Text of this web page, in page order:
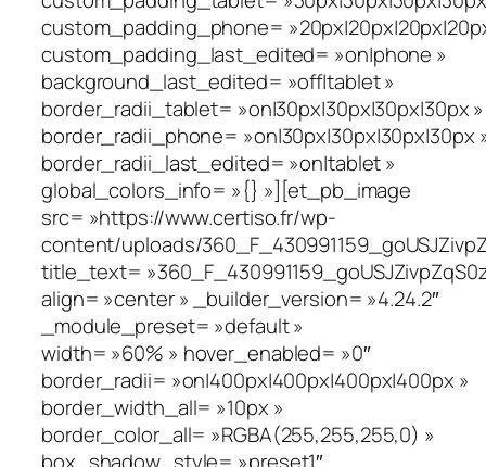
custom_padding_phone=
custom_padding_last_edited= »on|phone »
background_last_edited= »off|tablet »
border_radii_tablet= »on|30px|30px|30px|30px »
border_radii_phone= »on|30px|30px|30px|30px
border_radii_last_edited= »on|tablet »
global_colors_info= »{} »][et_pb_image
src= »https://www.certiso.fr/wp-
content/uploads/
title_text=
align= »center » _builder_version= »4.24.2″
_module_preset= »default »
width= »60% » hover_enabled= »0″
border_radii= »on|400px|400px|400px|400px »
border_width_all= »10px »
border_color_all= »RGBA(255,255,255,0) »
box_shadow_style= »preset1″